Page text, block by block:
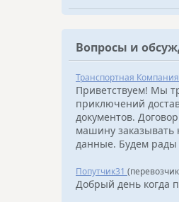
Вопросы и
Транспортная Компания
Приветствуем! Мы
приключений
документов.
машину заказывать
данные. Будем рады
Попутчик31
Добрый день когда